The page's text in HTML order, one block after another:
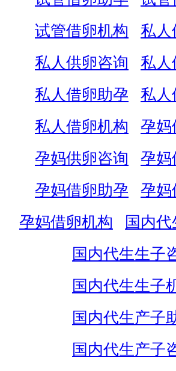
试管借卵机构
私人
私人供卵咨询
私人
私人借卵助孕
私人
私人借卵机构
孕妈
孕妈供卵咨询
孕妈
孕妈借卵助孕
孕妈
孕妈借卵机构
国内
国内代生生子
国内代生生子
国内代生产子
国内代生产子